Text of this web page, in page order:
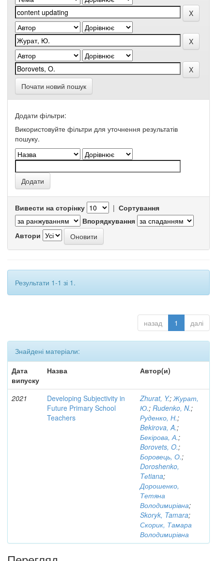
Почати новий пошук
Додати фільтри:
Використовуйте фільтри для уточнення результатів
пошуку.
Вивести на сторінку | Сортування
Впорядкування
Автори
Результати 1-1 зі 1.
назад 1 далі
Знайдені матеріали:
Дата
випуску
Назва Автор(и)
2021
Developing Subjectivity in
Future Primary School
Teachers
Zhurat, Y.;Журат,
Ю.; Rudenko, N.;
Руденко, Н.;
Bekirova, A.;
Бекірова, А.;
Borovets, O.;
Боровець, О.;
Doroshenko,
Tеtiana;
Дорошенко,
Тетяна
Володимирівна;
Skoryk, Tamara;
Скорик, Тамара
Володимирівна